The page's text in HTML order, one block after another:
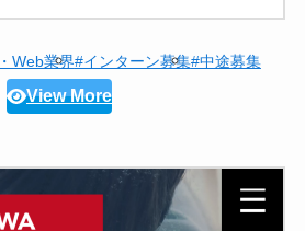
Web業界#インターン募集#中途募集
View More